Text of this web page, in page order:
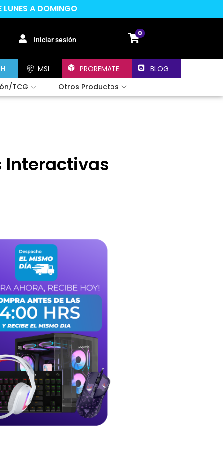
LUNES A DOMINGO
Iniciar sesión
0
MSI PROREMATE
BLOG
TCG
Otros Productos
Interactivas